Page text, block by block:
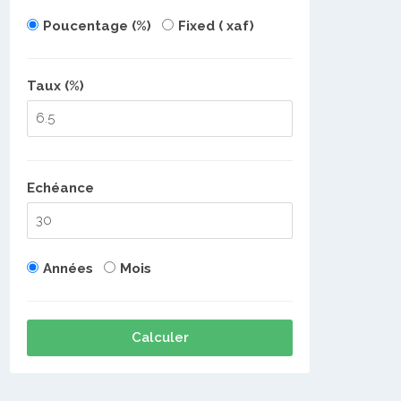
Poucentage (%) Fixed ( xaf)
Taux (%)
Echéance
Années Mois
Calculer